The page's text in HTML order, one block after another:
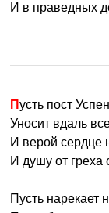
И в праведных
Пусть пост
Уносит вдаль
И верой сердце
И душу от греха
Пусть нарекает